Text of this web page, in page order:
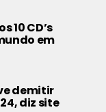
10 CD’s
em
demitir
diz site